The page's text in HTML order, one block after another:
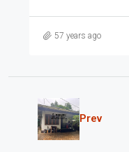
57 years ago
Prev